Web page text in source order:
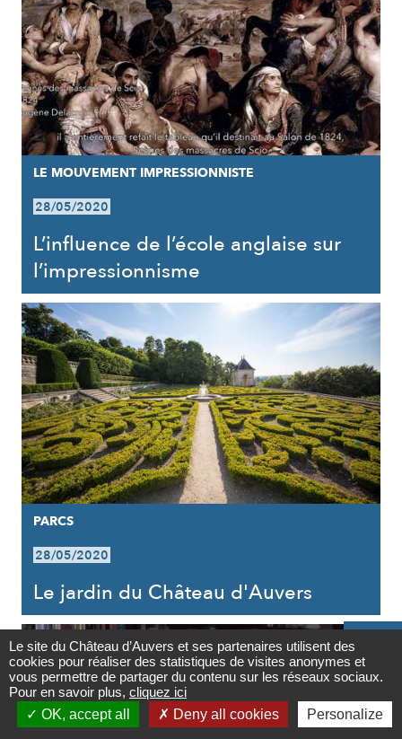
Contact

Newsletter
LE MOUVEMENT IMPRESSIONNISTE
28/05/2020
L’influence de l’école anglaise sur
l’impressionnisme
PARCS
28/05/2020
Le jardin du Château d'Auvers
Le site du Château d’Auvers et ses partenaires utilisent des
cookies pour réaliser des statistiques de visites anonymes et
vous permettre de partager du contenu sur les réseaux sociaux.
Pour en savoir plus, cliquez ici
OK, accept all
Deny all cookies Personalize